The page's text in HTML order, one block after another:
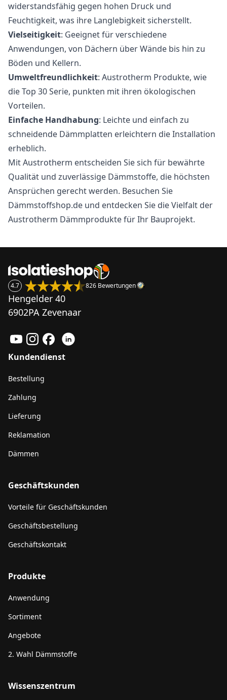
widerstandsfähig gegen hohen Druck und
Feuchtigkeit, was ihre Langlebigkeit sicherstellt.
Vielseitigkeit: Geeignet für verschiedene
Anwendungen, von Dächern über Wände bis hin zu
Böden und Kellern.
Umweltfreundlichkeit: Austrotherm Produkte, wie
die Top 30 Serie, punkten mit ihren ökologischen
Vorteilen.
Einfache Handhabung: Leichte und einfach zu
schneidende Dämmplatten erleichtern die Installation
erheblich.
Mit Austrotherm entscheiden Sie sich für bewährte
Qualität und zuverlässige Dämmstoffe, die höchsten
Ansprüchen gerecht werden. Besuchen Sie
Dämmstoffshop.de und entdecken Sie die Vielfalt der
Austrotherm Dämmprodukte für Ihr Bauprojekt.
4.7 826 Bewertungen
Hengelder 40
6902PA Zevenaar
Kundendienst
Bestellung
Zahlung
Lieferung
Reklamation
Dämmen
Geschäftskunden
Vorteile für Geschäftskunden
Geschäftsbestellung
Geschäftskontakt
Produkte
Anwendung
Sortiment
Angebote
2. Wahl Dämmstoffe
Wissenszentrum